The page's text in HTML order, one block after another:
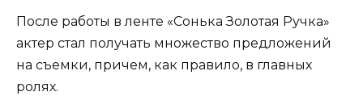
После работы в ленте «Сонька Золотая Ручка»
актер стал получать множество предложений
на съемки, причем, как правило, в главных
ролях.